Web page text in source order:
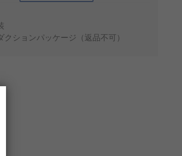
クションパッケージ（返品不可）